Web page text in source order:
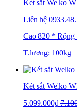
Két sắt Welko
Liên hệ
Cao 820 * Rộng
T.lượng: 100kg
Két sắt Welko
5.099.000₫